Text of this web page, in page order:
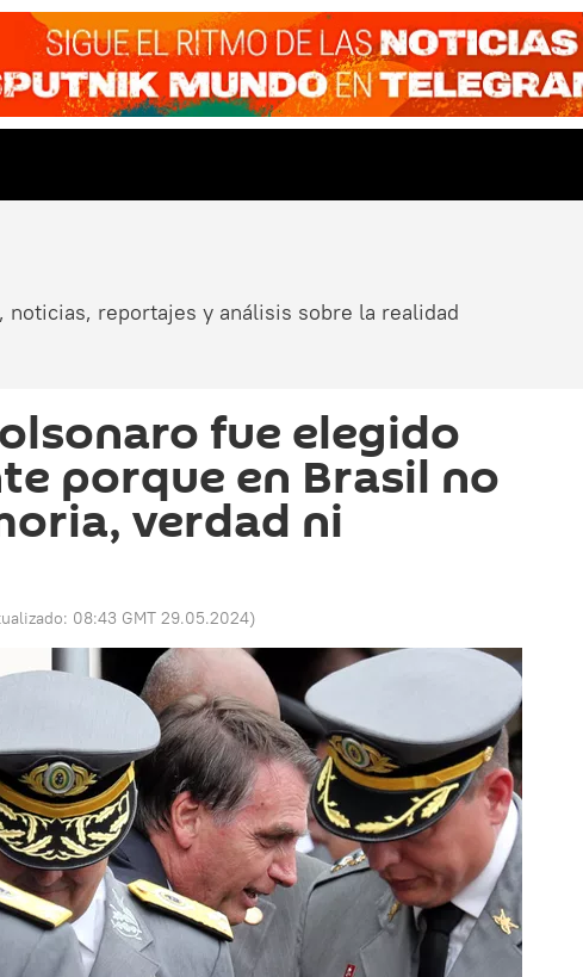
noticias, reportajes y análisis sobre la realidad
fue elegido
porque en Brasil no
verdad ni
08:43 GMT 29.05.2024)